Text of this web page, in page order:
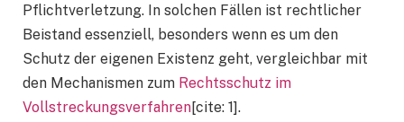
Pflichtverletzung. In solchen Fällen ist rechtlicher
Beistand essenziell, besonders wenn es um den
Schutz der eigenen Existenz geht, vergleichbar mit
den Mechanismen zum Rechtsschutz im
Vollstreckungsverfahren[cite: 1].